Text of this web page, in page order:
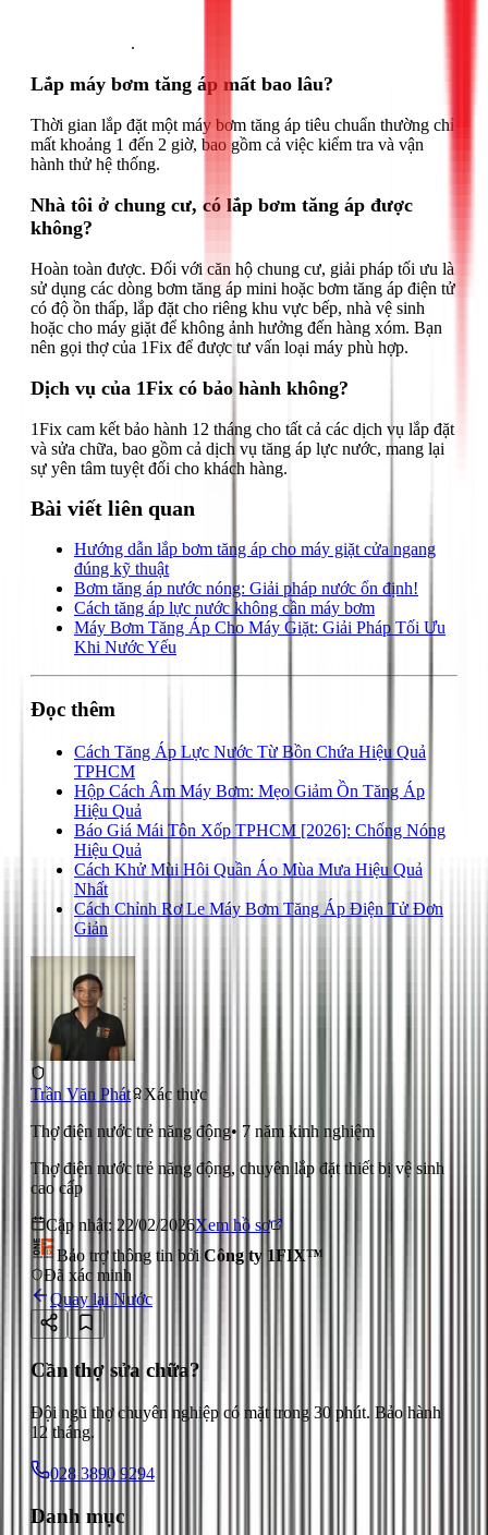
.
Lắp máy bơm tăng áp mất bao lâu?
Thời gian lắp đặt một máy bơm tăng áp tiêu chuẩn thường chỉ
mất khoảng 1 đến 2 giờ, bao gồm cả việc kiểm tra và vận
hành thử hệ thống.
Nhà tôi ở chung cư, có lắp bơm tăng áp được
không?
Hoàn toàn được. Đối với căn hộ chung cư, giải pháp tối ưu là
sử dụng các dòng bơm tăng áp mini hoặc bơm tăng áp điện tử
có độ ồn thấp, lắp đặt cho riêng khu vực bếp, nhà vệ sinh
hoặc cho máy giặt để không ảnh hưởng đến hàng xóm. Bạn
nên gọi thợ của 1Fix để được tư vấn loại máy phù hợp.
Dịch vụ của 1Fix có bảo hành không?
1Fix cam kết bảo hành 12 tháng cho tất cả các dịch vụ lắp đặt
và sửa chữa, bao gồm cả dịch vụ tăng áp lực nước, mang lại
sự yên tâm tuyệt đối cho khách hàng.
Bài viết liên quan
Hướng dẫn lắp bơm tăng áp cho máy giặt cửa ngang
đúng kỹ thuật
Bơm tăng áp nước nóng: Giải pháp nước ổn định!
Cách tăng áp lực nước không cần máy bơm
Máy Bơm Tăng Áp Cho Máy Giặt: Giải Pháp Tối Ưu
Khi Nước Yếu
Đọc thêm
Cách Tăng Áp Lực Nước Từ Bồn Chứa Hiệu Quả
TPHCM
Hộp Cách Âm Máy Bơm: Mẹo Giảm Ồn Tăng Áp
Hiệu Quả
Báo Giá Mái Tôn Xốp TPHCM [2026]: Chống Nóng
Hiệu Quả
Cách Khử Mùi Hôi Quần Áo Mùa Mưa Hiệu Quả
Nhất
Cách Chỉnh Rơ Le Máy Bơm Tăng Áp Điện Tử Đơn
Giản
Trần Văn Phát
Xác thực
Thợ điện nước trẻ năng động• 7 năm kinh nghiệm
Thợ điện nước trẻ năng động, chuyên lắp đặt thiết bị vệ sinh
cao cấp
Cập nhật: 22/02/2026Xem hồ sơ
Bảo trợ thông tin bởi Công ty 1FIX™
Đã xác minh
Quay lại Nước
Cần thợ sửa chữa?
Đội ngũ thợ chuyên nghiệp có mặt trong 30 phút. Bảo hành
12 tháng.
028 3890 9294
Danh mục